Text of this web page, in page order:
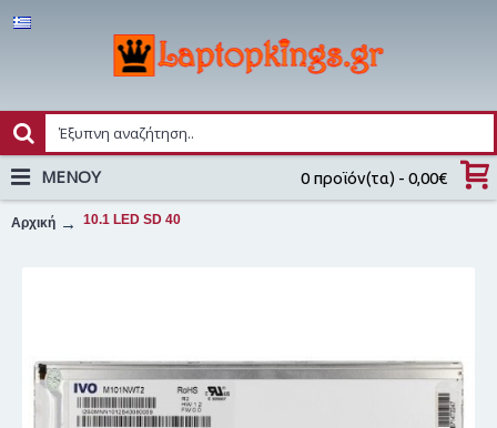
0 προϊόν(τα) - 0,00€
MENOY
Αρχική 10.1 LED SD 40